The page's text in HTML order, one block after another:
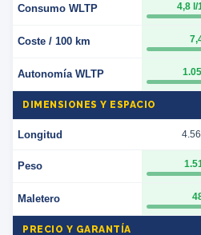
Consumo WLTP 4,8 l/
Coste / 100 km
Autonomía WLTP
DIMENSIONES Y ESPACIO
Longitud
Peso
Maletero
PRECIO Y GARANTÍA